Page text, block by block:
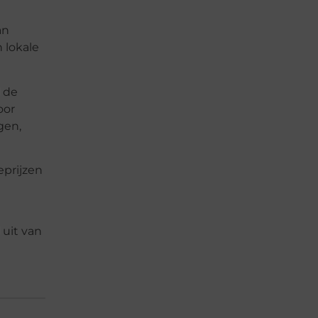
lokale
de
van